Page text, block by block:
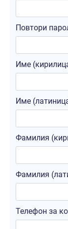
Повтори
Име
Име
Фамилия
Фамилия
Телефон за